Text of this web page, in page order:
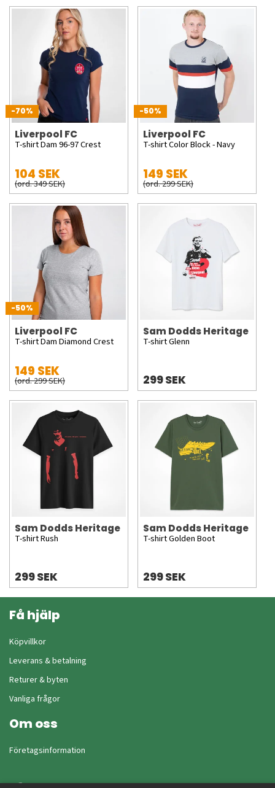
-70%
Liverpool FC
T-shirt Dam 96-97 Crest
104 SEK
(ord. 349 SEK)
-50%
Liverpool FC
T-shirt Color Block - Navy
149 SEK
(ord. 299 SEK)
-50%
Liverpool FC
T-shirt Dam Diamond Crest
149 SEK
(ord. 299 SEK)
Sam Dodds Heritage
T-shirt Glenn
299 SEK
Sam Dodds Heritage
T-shirt Rush
299 SEK
Sam Dodds Heritage
T-shirt Golden Boot
299 SEK
Få hjälp
Köpvillkor
Leverans & betalning
Returer & byten
Vanliga frågor
Om oss
Företagsinformation